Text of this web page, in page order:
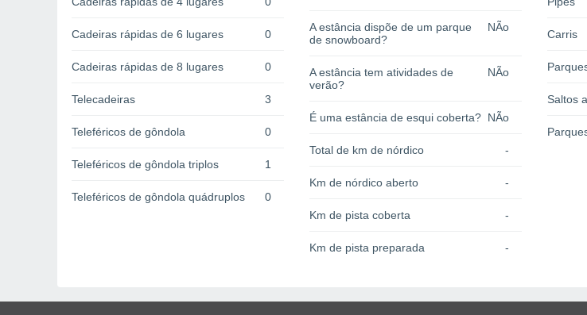
Cadeiras rápidas de 6 lugares 0
Cadeiras rápidas de 8 lugares 0
Telecadeiras 3
Teleféricos de gôndola 0
Teleféricos de gôndola triplos 1
Teleféricos de gôndola quádruplos 0
A estância dispõe de um parque
de snowboard?
NÃo
A estância tem atividades de
verão?
NÃo
É uma estância de esqui coberta? NÃo
Total de km de nórdico -
Km de nórdico aberto -
Km de pista coberta -
Km de pista preparada -
Carris
Saltos